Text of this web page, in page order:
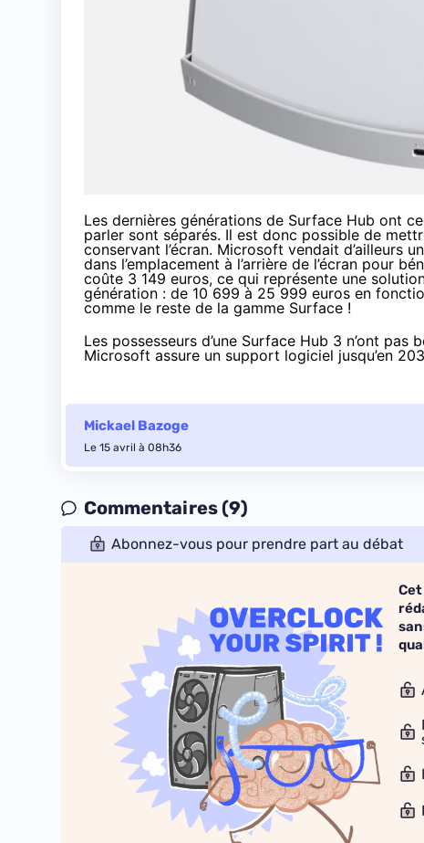
Les dernières générations de Surface Hub ont
parler sont séparés. Il est donc possible de
conservant l’écran. Microsoft vendait d’ailleurs
dans l’emplacement à l’arrière de l’écran pour
coûte 3 149 euros, ce qui représente une
génération : de 10 699 à 25 999 euros en
comme le reste de la gamme Surface !
Les possesseurs d’une Surface Hub 3 n’ont
Microsoft assure un support logiciel jusqu’en
Mickael Bazoge
Le 15 avril à 08h36
Commentaires (9)
Abonnez-vous pour prendre part au débat